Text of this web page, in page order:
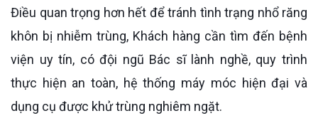
Điều quan trọng hơn hết để tránh tình trạng nhổ răng
khôn bị nhiễm trùng, Khách hàng cần tìm đến bệnh
viện uy tín, có đội ngũ Bác sĩ lành nghề, quy trình
thực hiện an toàn, hệ thống máy móc hiện đại và
dụng cụ được khử trùng nghiêm ngặt.